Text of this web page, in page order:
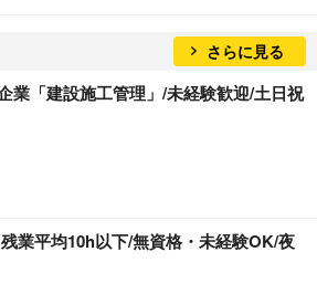
さらに見る
業「建設施工管理」/未経験歓迎/土日祝
業平均10h以下/無資格・未経験OK/夜